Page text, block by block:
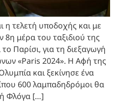
η τελετή υποδοχής και με
8η μέρα του ταξιδιού της
Παρίσι, για τη διεξαγωγή
«Paris 2024». Η Αφή της
και ξεκίνησε ένα
600 λαμπαδηδρόμοι θα
Φλόγα […]